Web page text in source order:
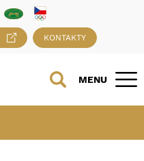
KONTAKTY
MENU